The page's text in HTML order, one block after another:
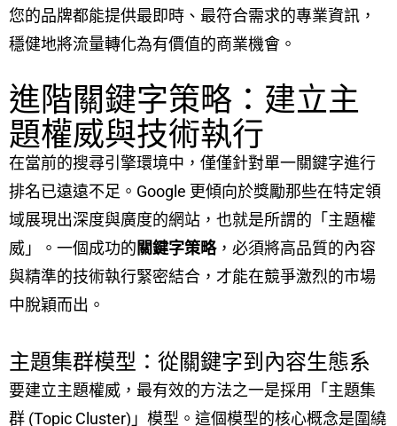
您的品牌都能提供最即時、最符合需求的專業資訊，
穩健地將流量轉化為有價值的商業機會。
進階關鍵字策略：建立主
題權威與技術執行
在當前的搜尋引擎環境中，僅僅針對單一關鍵字進行
排名已遠遠不足。Google 更傾向於獎勵那些在特定領
域展現出深度與廣度的網站，也就是所謂的「主題權
威」。一個成功的關鍵字策略，必須將高品質的內容
與精準的技術執行緊密結合，才能在競爭激烈的市場
中脫穎而出。
主題集群模型：從關鍵字到內容生態系
要建立主題權威，最有效的方法之一是採用「主題集
群 (Topic Cluster)」模型。這個模型的核心概念是圍繞